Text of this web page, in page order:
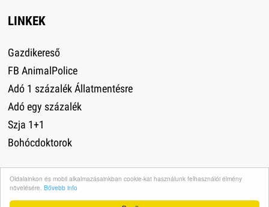
Oldalainkon és mobil alkalmazásainkban cookie-kat használunk felhasználói élmény
növelésére. Bővebb info
LINKEK
Gazdikereső
FB AnimalPolice
Adó 1 százalék Állatmentésre
Adó egy százalék
Szja 1+1
Bohócdoktorok
Impresszum·Adatvédelem·Médiaajánlat·